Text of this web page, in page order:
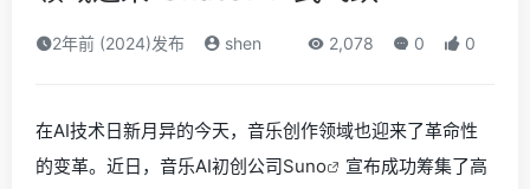
2年前 (2024)发布 shen 2,078 0 0
在AI技术日新月异的今天，音乐创作领域也迎来了革命性
的变革。近日，音乐AI初创公司Suno
宣布成功筹集了高